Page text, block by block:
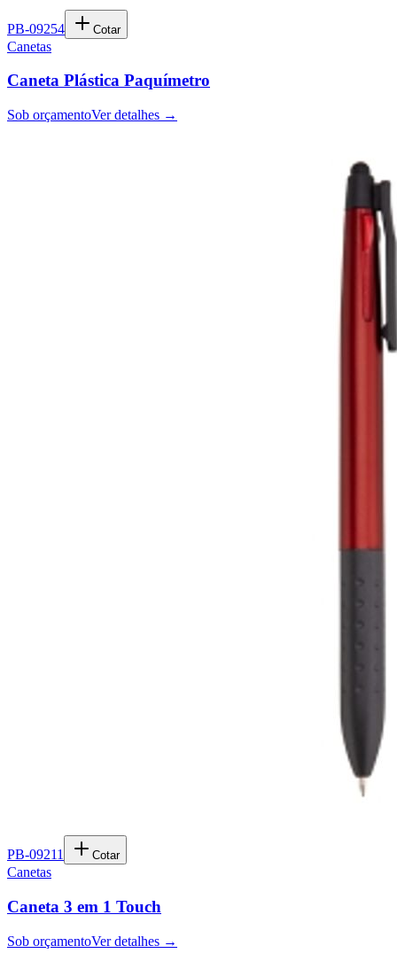
PB-09254 Cotar
Canetas
Caneta Plástica Paquímetro
Sob orçamentoVer detalhes →
PB-09211 Cotar
Canetas
Caneta 3 em 1 Touch
Sob orçamentoVer detalhes →